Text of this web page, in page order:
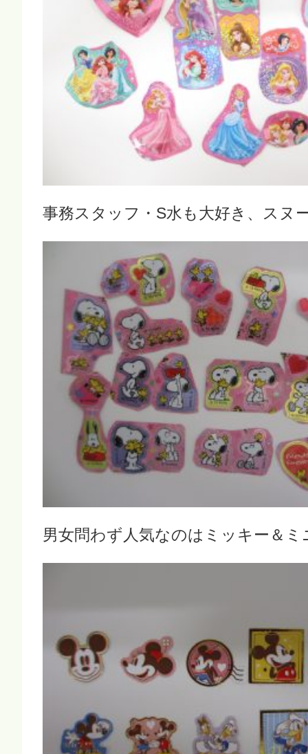
事務スタッフ・S水も大好き、スヌ
男女問わず人気なのはミッキー＆ミ